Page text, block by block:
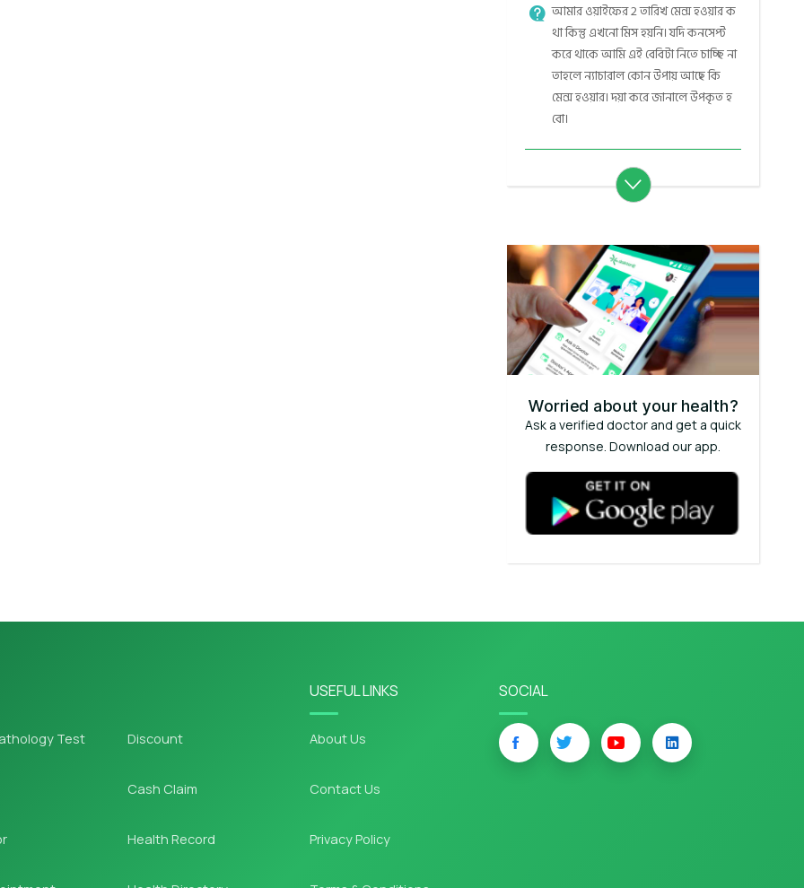
আমার ওয়াইফের 2 তারিখ মেন্স হওয়ার ক
থা কিন্তু এখনো মিস হয়নি। যদি কনসেপ্ট
করে থাকে আমি এই বেবিটা নিতে চাচ্ছি না
তাহলে ন্যাচারাল কোন উপায় আছে কি
মেন্স হওয়ার। দয়া করে জানালে উপকৃত হ
বো।
Worried about your health?
Ask a verified doctor and get a quick
response. Download our app.
Test Discount
Cash Claim
Health Record
USEFUL LINKS
About Us
Contact Us
Privacy Policy
SOCIAL